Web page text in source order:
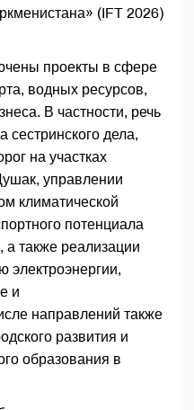
(IFT 2026)
проекты в сфере
водных ресурсов,
В частности, речь
сестринского дела,
на участках
управлении
климатической
потенциала
а также реализации
электроэнергии,
и
направлений также
развития и
образования в